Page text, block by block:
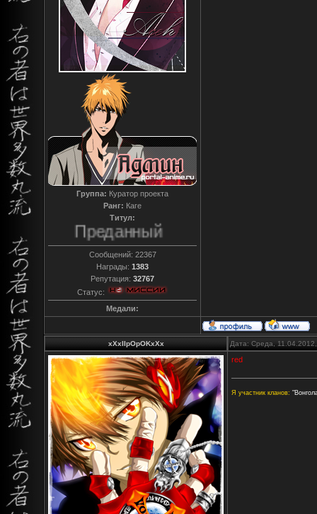
Группа: Куратор проекта
Ранг: Каге
Титул:
Преданный
Сообщений: 22367
Награды: 1383
Репутация: 32767
Статус:
Медали:
xXxIIpOpOKxXx Дата: Среда,
red
Я участник кланов: